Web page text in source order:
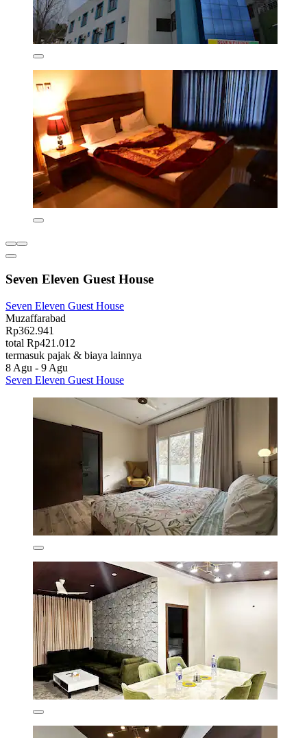
Seven Eleven Guest House
Seven Eleven Guest House
Muzaffarabad
Rp362.941
total Rp421.012
termasuk pajak & biaya lainnya
8 Agu - 9 Agu
Seven Eleven Guest House